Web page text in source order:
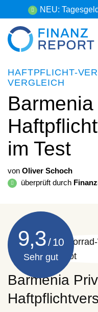
Inhalt
springen
NEU:
HAFTPFLICHT-
VERGLEICH
im Test
von Oliver Schoch
überprüft durch
Barmenia
9,3
Sehr gut